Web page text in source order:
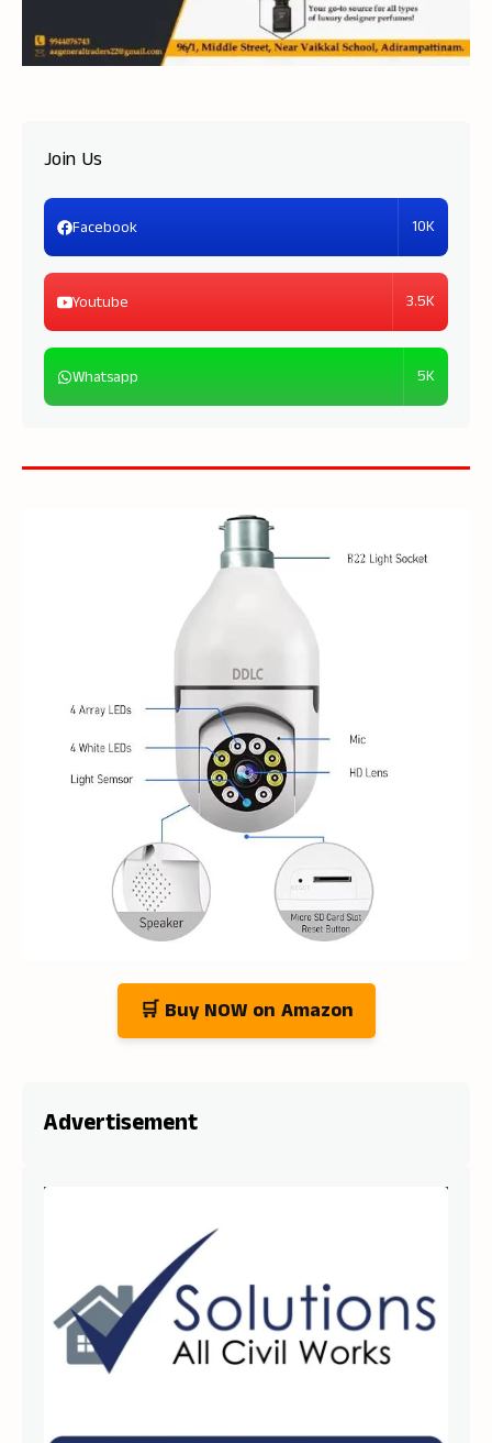
Join Us
Facebook 10K
Youtube 3.5K
Whatsapp 5K
🛒 Buy NOW on Amazon
Advertisement